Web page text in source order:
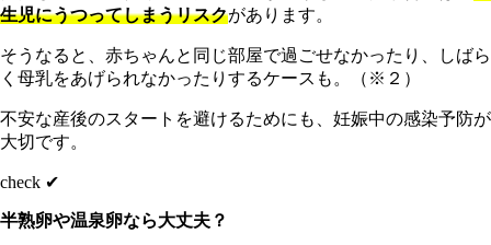
生児にうつってしまうリスクがあります。
そうなると、赤ちゃんと同じ部屋で過ごせなかったり、しばら
く母乳をあげられなかったりするケースも。（※２）
不安な産後のスタートを避けるためにも、妊娠中の感染予防が
大切です。
check ✔︎
半熟卵や温泉卵なら大丈夫？